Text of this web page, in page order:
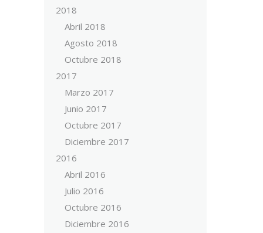
2018
Abril 2018
Agosto 2018
Octubre 2018
2017
Marzo 2017
Junio 2017
Octubre 2017
Diciembre 2017
2016
Abril 2016
Julio 2016
Octubre 2016
Diciembre 2016